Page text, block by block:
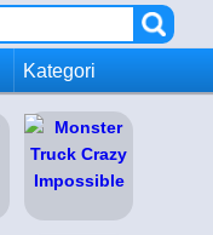
Kategori